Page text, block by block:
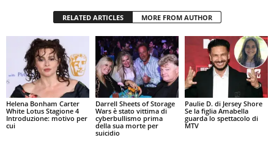
RELATED ARTICLES MORE FROM AUTHOR
Helena Bonham Carter
White Lotus Stagione 4
Introduzione: motivo per
cui
Darrell Sheets of Storage
Wars è stato vittima di
cyberbullismo prima
della sua morte per
suicidio
Paulie D. di Jersey Shore
Se la figlia Amabella
guarda lo spettacolo di
MTV